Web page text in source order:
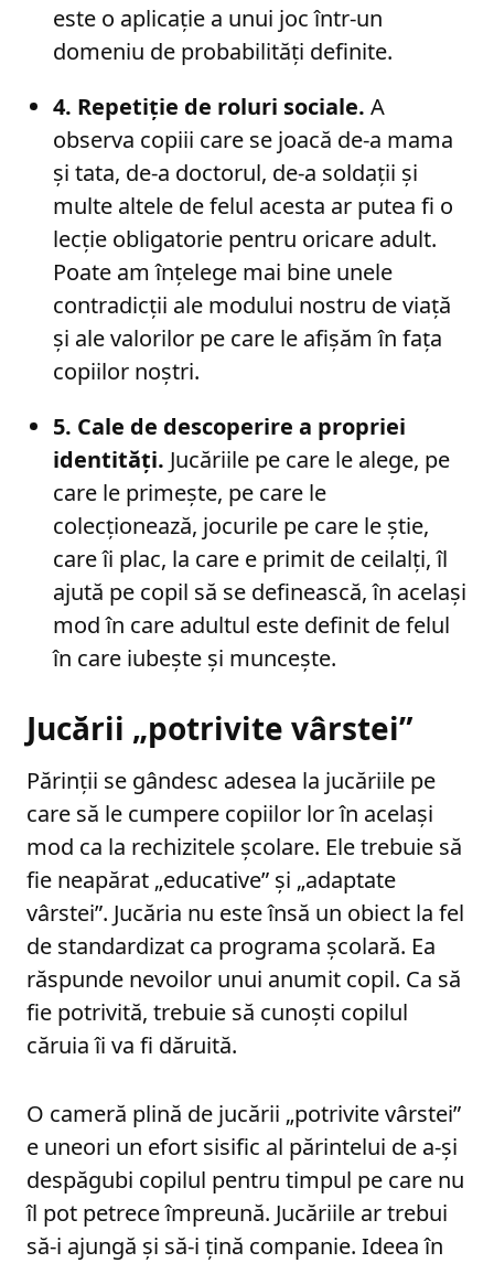
este o aplicație a unui joc într-un
domeniu de probabilități definite.
4. Repetiție de roluri sociale. A
observa copiii care se joacă de-a mama
și tata, de-a doctorul, de-a soldații și
multe altele de felul acesta ar putea fi o
lecție obligatorie pentru oricare adult.
Poate am înțelege mai bine unele
contradicții ale modului nostru de viață
și ale valorilor pe care le afișăm în fața
copiilor noștri.
5. Cale de descoperire a propriei
identități. Jucăriile pe care le alege, pe
care le primește, pe care le
colecționează, jocurile pe care le știe,
care îi plac, la care e primit de ceilalți, îl
ajută pe copil să se definească, în același
mod în care adultul este definit de felul
în care iubește și muncește.
Jucării „potrivite vârstei”
Părinții se gândesc adesea la jucăriile pe
care să le cumpere copiilor lor în același
mod ca la rechizitele școlare. Ele trebuie să
fie neapărat „educative” și „adaptate
vârstei”. Jucăria nu este însă un obiect la fel
de standardizat ca programa școlară. Ea
răspunde nevoilor unui anumit copil. Ca să
fie potrivită, trebuie să cunoști copilul
căruia îi va fi dăruită.
O cameră plină de jucării „potrivite vârstei”
e uneori un efort sisific al părintelui de a-și
despăgubi copilul pentru timpul pe care nu
îl pot petrece împreună. Jucăriile ar trebui
să-i ajungă și să-i țină companie. Ideea în